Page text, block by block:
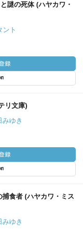
謎の死体 (ハヤカワ・
ント
リ文庫)
ゆき
食者 (ハヤカワ・ミス
ゆき